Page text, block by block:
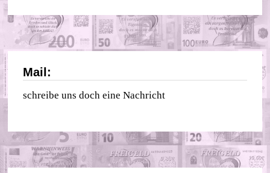
Mail:
schreibe uns doch eine Nachricht